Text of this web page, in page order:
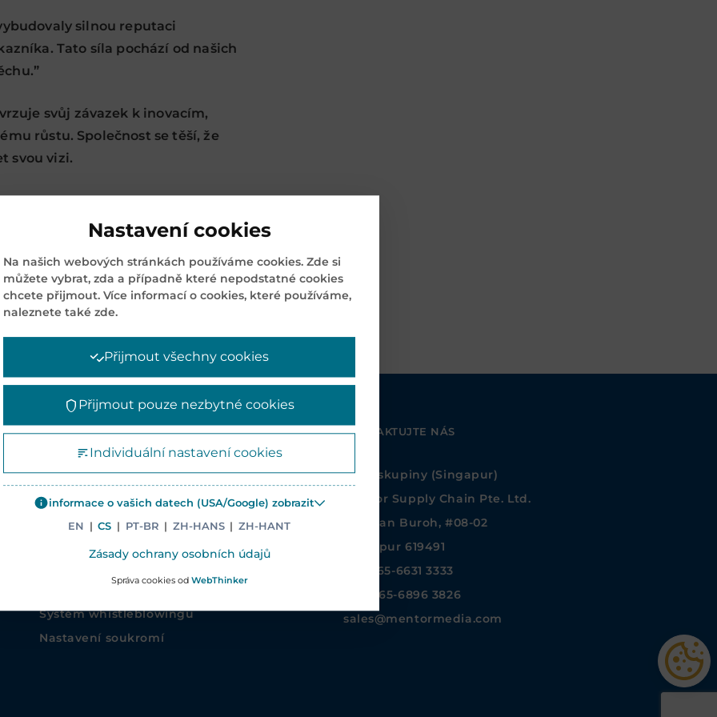
silnou reputaci
Tato síla pochází od našich
svůj závazek k inovacím,
růstu. Společnost se těší, že
svou vizi.
INFORMACE O SPOLEČNOSTI
Novinky
Podnikové strategie
Nabídka pracovních míst
Podnikové pracoviště – Skupina Elanders
Asiapack Limited
Systém whistleblowingu
Nastavení soukromí
KONTAKTUJTE NÁS
Sídlo skupiny (Singapur)
Mentor Supply Chain Pte. Ltd.
47 Jalan Buroh, #08-02
Singapur 619491
Tel.: +65-6631 3333
Fax: +65-6896 3826
sales@mentormedia.com
Nastavení cookies
Na našich webových stránkách používáme cookies. Zde si
můžete vybrat, zda a případně které nepodstatné cookies
chcete přijmout. Více informací o cookies, které používáme,
naleznete také zde.
Přijmout všechny cookies
Přijmout pouze nezbytné cookies
Individuální nastavení cookies
informace o vašich datech (USA/Google) zobrazit
EN | CS | PT-BR | ZH-HANS | ZH-HANT
Zásady ochrany osobních údajů
Správa cookies od WebThinker